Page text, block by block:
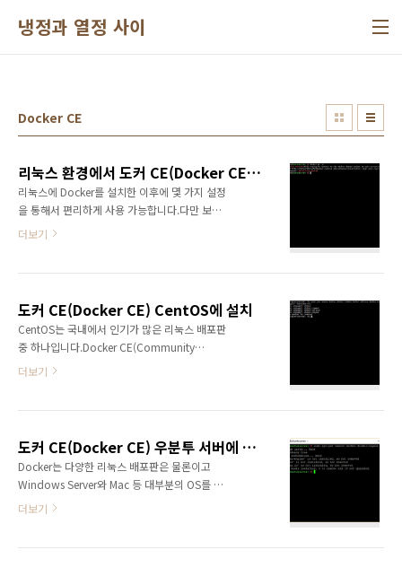
냉정과 열정 사이
Docker CE
리눅스 환경에서 도커 CE(Docker CE) 설치 이후 설정
리눅스에 Docker를 설치한 이후에 몇 가지 설정
을 통해서 편리하게 사용 가능합니다.다만 보안
문제 등이 발생할 수 있기 때문에 아래의 설정을
root 유저가 아닌 경우 sudo를 입력해야 합니
다.일반 사용자가 sudo를 입력하지 않고 사용하
는 경우 아래와 같은 에러가 표시됩니
다.CentOS에서도 동일한 에러가 표시되는 것을
확인할 수 있습니다.Docker daemon은 항상
명령어로 docker 그룹을 생성하고 현재 사용자
groupadd docker sud..
더보기
도커 CE(Docker CE) CentOS에 설치
CentOS는 국내에서 인기가 많은 리눅스 배포판
중 하나입니다.Docker CE(Community
Edition)를 CentOS에서 설치하는 방법입니
다.CentOS 7 64bit 기존에 설치된 구버전을 설
치하기 위해 아래 명령어를 입력합니다. sudo
yum remove docker docker-common
docker-selinux docker-engine 설치가 되지
않은 상태에서는 설치가 되지 않았다는 내용이
됩니다. 2. Docker CE 설치다양한 방법 중 원하
더보기
도커 CE(Docker CE) 우분투 서버에 설치
Docker는 다양한 리눅스 배포판은 물론이고
Windows Server와 Mac 등 대부분의 OS를 지
원합니다. 또한 Amazon Web Service와
더보기